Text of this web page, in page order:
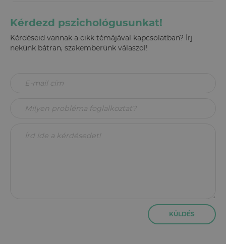
Kérdezd pszichológusunkat!
Kérdéseid vannak a cikk témájával kapcsolatban? Írj
nekünk bátran, szakemberünk válaszol!
KÜLDÉS